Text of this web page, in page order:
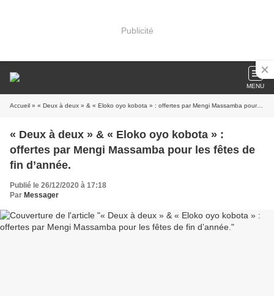
Publicité
MENU
Accueil » « Deux à deux » & « Eloko oyo kobota » : offertes par Mengi Massamba pour les fêtes de fin d’année.
« Deux à deux » & « Eloko oyo kobota » :
offertes par Mengi Massamba pour les fêtes de
fin d’année.
Publié le 26/12/2020 à 17:18
Par Messager